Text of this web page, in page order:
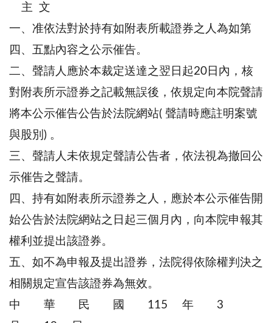
主 文
一、准依法對於持有如附表所載證券之人為如第
四、五點內容之公示催告。
二、聲請人應於本裁定送達之翌日起20日內，核
對附表所示證券之記載無誤後，依規定向本院聲請
將本公示催告公告於法院網站( 聲請時應註明案號
與股別) 。
三、聲請人未依規定聲請公告者，依法視為撤回公
示催告之聲請。
四、持有如附表所示證券之人，應於本公示催告開
始公告於法院網站之日起三個月內，向本院申報其
權利並提出該證券。
五、如不為申報及提出證券，法院得依除權判決之
相關規定宣告該證券為無效。
中 華 民 國 115 年 3